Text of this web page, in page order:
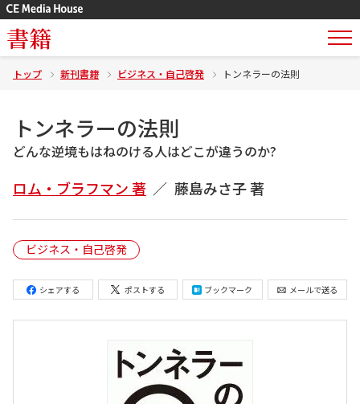
書籍
トップ 新刊書籍 ビジネス・自己啓発 トンネラーの法則
トンネラーの法則
どんな逆境もはねのける人はどこが違うのか?
ロム・ブラフマン 著 藤島みさ子 著
ビジネス・自己啓発
シェアする ポストする ブックマーク メールで送る